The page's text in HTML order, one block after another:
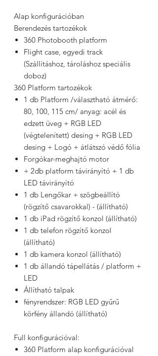
Alap konfigurációban
Berendezés tartozékok
360 Photobooth platform
Flight case, egyedi track
(Szállításhoz, tároláshoz speciális
doboz)
360 Platform tartozékok
1 db Platform /választható átmérő:
80, 100, 115 cm/ anyag: acél és
edzett üveg + RGB LED
(végtelenített) desing + RGB LED
desing + Logó + átlátszó védő fólia
Forgókar-meghajtó motor
+ 2db platform távirányító + 1 db
LED távirányító
1 db Lengőkar + szögbeállító
(rögzítő csavarokkal) - (állítható)
1 db iPad rögzítő konzol (állítható)
1 db telefon rögzítő konzol
(állítható)
1 db kamera konzol (állítható)
1 db állandó tápellátás / platform +
LED
Állítható talpak
fényrendszer: RGB LED gyűrű
körfény állandó (állítható)
Full konfigurációval:
360 Platform alap konfigurációval